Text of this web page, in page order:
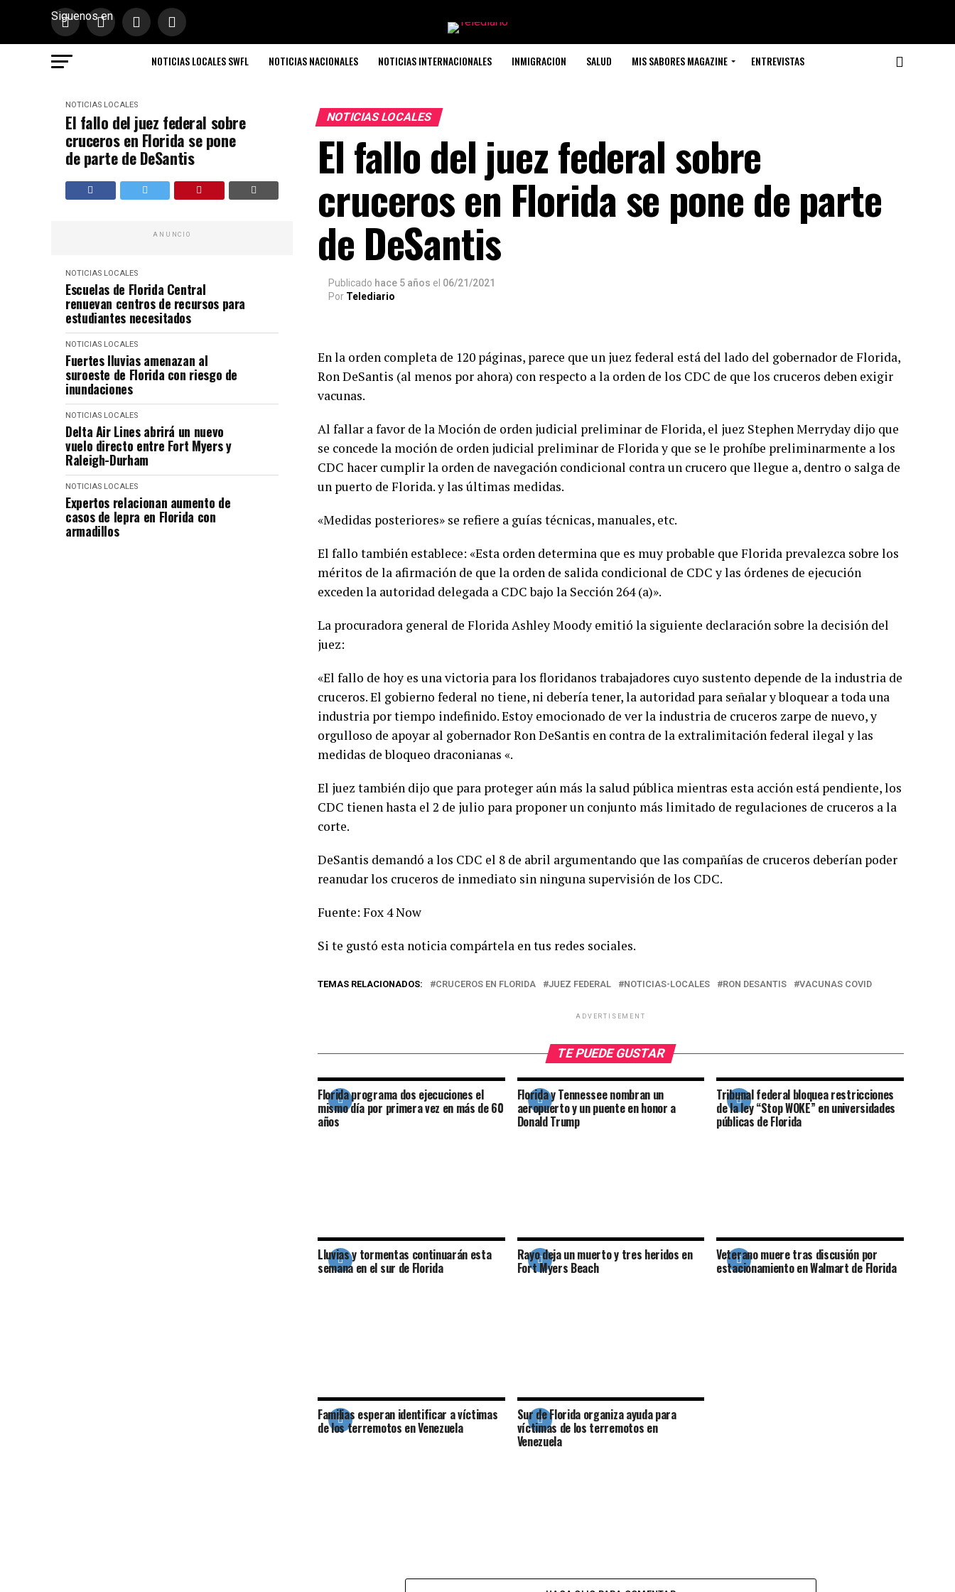
Siguenos en
NOTICIAS LOCALES SWFL NOTICIAS NACIONALES NOTICIAS INTERNACIONALES INMIGRACION SALUD MIS SABORES MAGAZINE ENTREVISTAS
NOTICIAS LOCALES
El fallo del juez federal sobre
cruceros en Florida se pone
de parte de DeSantis
ANUNCIO
NOTICIAS LOCALES
Escuelas de Florida Central
renuevan centros de recursos para
estudiantes necesitados
NOTICIAS LOCALES
Fuertes lluvias amenazan al
suroeste de Florida con riesgo de
inundaciones
NOTICIAS LOCALES
Delta Air Lines abrirá un nuevo
vuelo directo entre Fort Myers y
Raleigh-Durham
NOTICIAS LOCALES
Expertos relacionan aumento de
casos de lepra en Florida con
armadillos
NOTICIAS LOCALES
El fallo del juez federal sobre
cruceros en Florida se pone de parte
de DeSantis
Publicado hace 5 años el 06/21/2021
Por Telediario
En la orden completa de 120 páginas, parece que un juez federal está del lado del gobernador de Florida,
Ron DeSantis (al menos por ahora) con respecto a la orden de los CDC de que los cruceros deben exigir
vacunas.
Al fallar a favor de la Moción de orden judicial preliminar de Florida, el juez Stephen Merryday dijo que
se concede la moción de orden judicial preliminar de Florida y que se le prohíbe preliminarmente a los
CDC hacer cumplir la orden de navegación condicional contra un crucero que llegue a, dentro o salga de
un puerto de Florida. y las últimas medidas.
«Medidas posteriores» se refiere a guías técnicas, manuales, etc.
El fallo también establece: «Esta orden determina que es muy probable que Florida prevalezca sobre los
méritos de la afirmación de que la orden de salida condicional de CDC y las órdenes de ejecución
exceden la autoridad delegada a CDC bajo la Sección 264 (a)».
La procuradora general de Florida Ashley Moody emitió la siguiente declaración sobre la decisión del
juez:
«El fallo de hoy es una victoria para los floridanos trabajadores cuyo sustento depende de la industria de
cruceros. El gobierno federal no tiene, ni debería tener, la autoridad para señalar y bloquear a toda una
industria por tiempo indefinido. Estoy emocionado de ver la industria de cruceros zarpe de nuevo, y
orgulloso de apoyar al gobernador Ron DeSantis en contra de la extralimitación federal ilegal y las
medidas de bloqueo draconianas «.
El juez también dijo que para proteger aún más la salud pública mientras esta acción está pendiente, los
CDC tienen hasta el 2 de julio para proponer un conjunto más limitado de regulaciones de cruceros a la
corte.
DeSantis demandó a los CDC el 8 de abril argumentando que las compañías de cruceros deberían poder
reanudar los cruceros de inmediato sin ninguna supervisión de los CDC.
Fuente: Fox 4 Now
Si te gustó esta noticia compártela en tus redes sociales.
TEMAS RELACIONADOS: CRUCEROS EN FLORIDA JUEZ FEDERAL NOTICIAS-LOCALES RON DESANTIS VACUNAS COVID
ADVERTISEMENT
TE PUEDE GUSTAR
Florida programa dos ejecuciones el
mismo día por primera vez en más de 60
años
Florida y Tennessee nombran un
aeropuerto y un puente en honor a
Donald Trump
Tribunal federal bloquea restricciones
de la ley “Stop WOKE” en universidades
públicas de Florida
Lluvias y tormentas continuarán esta
semana en el sur de Florida
Rayo deja un muerto y tres heridos en
Fort Myers Beach
Veterano muere tras discusión por
estacionamiento en Walmart de Florida
Familias esperan identificar a víctimas
de los terremotos en Venezuela
Sur de Florida organiza ayuda para
víctimas de los terremotos en
Venezuela